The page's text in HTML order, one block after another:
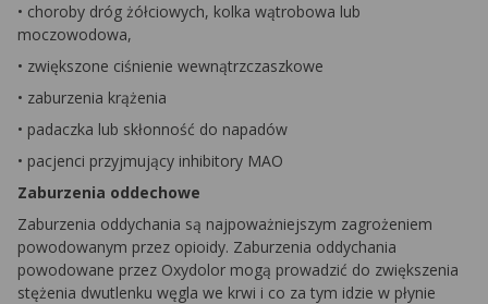
• choroby dróg żółciowych, kolka wątrobowa lub
moczowodowa,
• zwiększone ciśnienie wewnątrzczaszkowe
• zaburzenia krążenia
• padaczka lub skłonność do napadów
• pacjenci przyjmujący inhibitory MAO
Zaburzenia oddechowe
Zaburzenia oddychania są najpoważniejszym zagrożeniem
powodowanym przez opioidy. Zaburzenia oddychania
powodowane przez Oxydolor mogą prowadzić do zwiększenia
stężenia dwutlenku węgla we krwi i co za tym idzie w płynie